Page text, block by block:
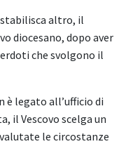
altro, il
diocesano, dopo aver
che svolgono il
è legato all’ufficio di
il Vescovo scelga un
le circostanze